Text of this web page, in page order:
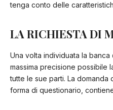
tenga conto delle
LA RICHIESTA DI
Una volta individuata la
massima precisione possibile
tutte le sue parti. La domanda
forma di questionario,